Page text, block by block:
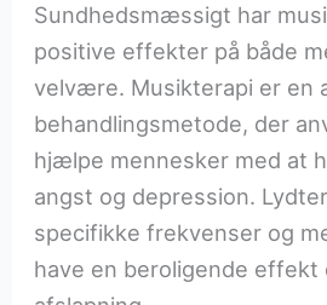
Sundhedsmæssigt har
positive effekter på både
velvære. Musikterapi er en
behandlingsmetode, der
hjælpe mennesker med at
angst og depression.
specifikke frekvenser og
have en beroligende effekt